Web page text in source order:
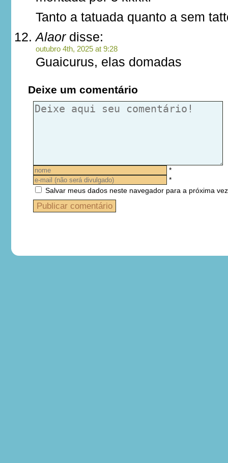
Tanto a tatuada quanto a sem
Alaordisse:
outubro 4th, 2025 at 9:28
Guaicurus, elas domadas
Deixe um comentário
*
*
Salvar meus dados neste navegador para a próxima